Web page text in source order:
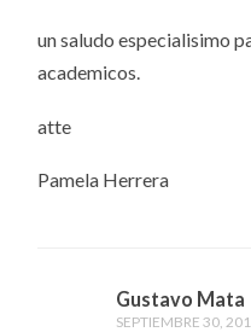
un saludo especialisimo
academicos.
atte
Pamela Herrera
Gustavo Mata
SEPTIEMBRE 30,